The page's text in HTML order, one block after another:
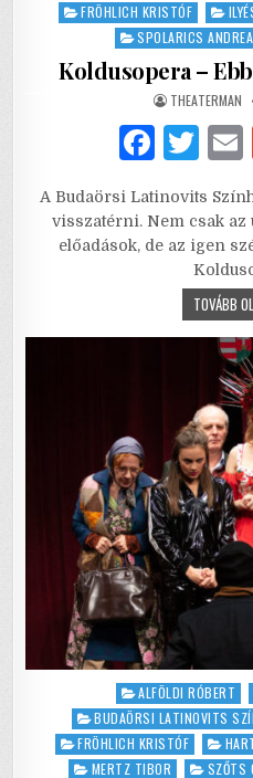
FRÖHLICH KRISTÓF
SPOLARICS ANDREA
Koldusopera –
AUTHOR:
THEATERMAN
F
c
e
b
T
it
te
r
A Budaörsi Latinovits
visszatérni. Nem csak
előadások, de az igen
TOVÁBB
Posted
in
ALFÖLDI RÓBERT
BUDAÖRSI LATINOVITS
FRÖHLICH KRISTÓF
MERTZ TIBOR
SZŐTS